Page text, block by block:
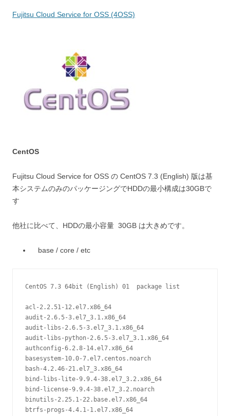
Fujitsu Cloud Service for OSS (4OSS)
CentOS
Fujitsu Cloud Service for OSS の CentOS 7.3 (English) 版は基
本システムのみのパッケージングでHDDの最小構成は30GBで
す
他社に比べて、HDDの最小容量 30GB は大きめです。
base / core / etc
CentOS 7.3 64bit (English) 01  package list
acl-2.2.51-12.el7.x86_64
audit-2.6.5-3.el7_3.1.x86_64
audit-libs-2.6.5-3.el7_3.1.x86_64
audit-libs-python-2.6.5-3.el7_3.1.x86_64
authconfig-6.2.8-14.el7.x86_64
basesystem-10.0-7.el7.centos.noarch
bash-4.2.46-21.el7_3.x86_64
bind-libs-lite-9.9.4-38.el7_3.2.x86_64
bind-license-9.9.4-38.el7_3.2.noarch
binutils-2.25.1-22.base.el7.x86_64
btrfs-progs-4.4.1-1.el7.x86_64